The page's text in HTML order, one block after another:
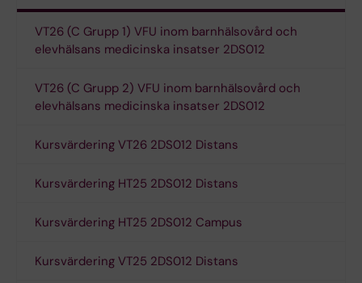
VT26 (C Grupp 1) VFU inom barnhälsovård och
elevhälsans medicinska insatser 2DS012
VT26 (C Grupp 2) VFU inom barnhälsovård och
elevhälsans medicinska insatser 2DS012
Kursvärdering VT26 2DS012 Distans
Kursvärdering HT25 2DS012 Distans
Kursvärdering HT25 2DS012 Campus
Kursvärdering VT25 2DS012 Distans